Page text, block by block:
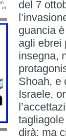
di
del 7
guancia
agli ebrei
insegna,
Shoah, e
Israele,
dirà: ma